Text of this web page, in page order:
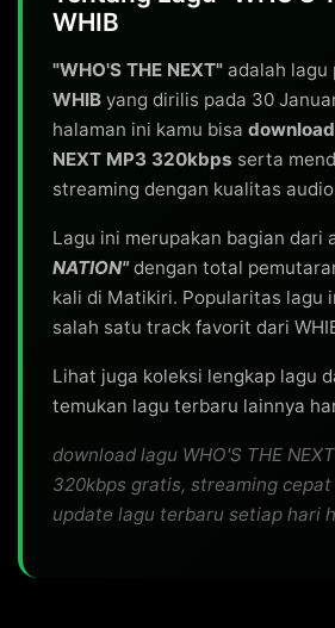
WHIB
"WHO'S THE NEXT" adalah lagu
WHIB yang dirilis pada 30
halaman ini kamu bisa
NEXT MP3 320kbps serta
streaming dengan kualitas
Lagu ini merupakan bagian dari
NATION"dengan total
kali di Matikiri. Popularitas lagu
salah satu track favorit dari
Lihat juga koleksi lengkap lagu
temukan lagu terbaru lainnya
download lagu WHO'S THE
320kbps gratis, streaming
update lagu terbaru setiap hari